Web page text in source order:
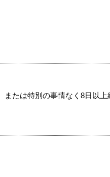
または特別の事情なく8日以上